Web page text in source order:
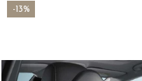
-13%